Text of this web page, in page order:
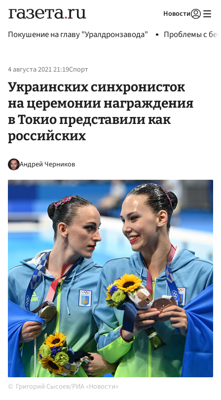
Новости
Покушение на главу "Уралдронзавода" Проблемы с
4 августа 2021 21:19Спорт
Украинских синхронисток
на церемонии награждения
в Токио представили как
российских
Андрей Черников
Григорий Сысоев/РИА «Новости»